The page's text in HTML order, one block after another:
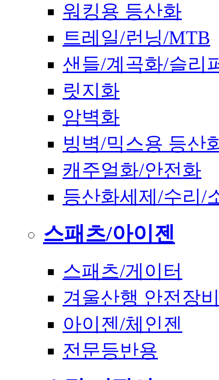
워킹용 등산화
트레일/런닝/MTB
샌들/계곡화/슬리
릿지화
암벽화
빙벽/믹스용 등산
캐주얼화/안전화
등산화세제/수리/
스패츠/아이젠
스패츠/게이터
겨울산행 안전장
아이젠/체인젠
전문등반용